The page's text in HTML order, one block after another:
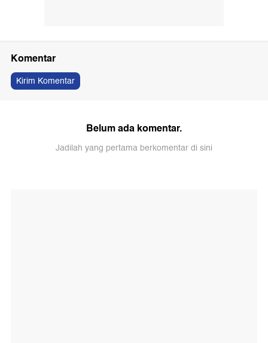
Komentar
Kirim Komentar
Belum ada komentar.
Jadilah yang pertama berkomentar di sini